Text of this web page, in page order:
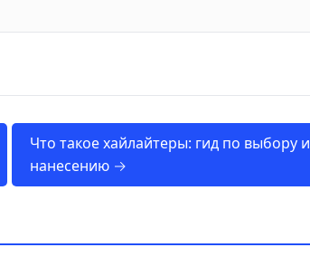
Что такое хайлайтеры: гид по выбору и
нанесению →